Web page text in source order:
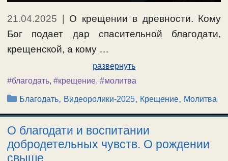
21.04.2025
О крещении в древности. Кому
Бог подает дар спасительной благодати,
крещенской, а кому …
развернуть
#благодать, #крещение, #молитва
Рубрики
Благодать, Видеоролики-2025, Крещение, Молитва
О благодати и воспитании
добродетельных чувств. О рождении
свыше